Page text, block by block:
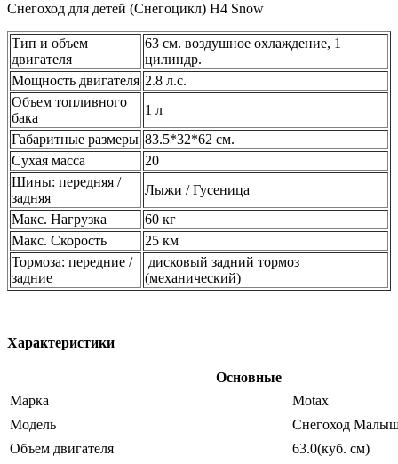
Снегоход для детей (Снегоцикл) H4 Snow
Тип и объем
двигателя
63 см. воздушное охлаждение, 1
цилиндр.
Мощность двигателя 2.8 л.с.
Объем топливного
бака
1 л
Габаритные размеры 83.5*32*62 см.
Сухая масса
20
Шины: передняя /
задняя
Лыжи / Гусеница
Макс. Нагрузка
60 кг
Макс. Скорость
25 км
Тормоза: передние /
задние
дисковый задний тормоз
(механический)
Характеристики
Основные
Марка
Motax
Модель
Снегоход
Объем двигателя
63.0(куб. см)